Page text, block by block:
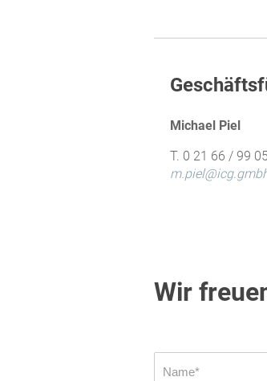
Michael Piel
T. 0 21 66 / 99
Wir